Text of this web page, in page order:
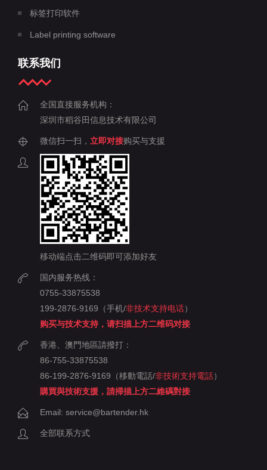
标签打印软件
Label printing software
联系我们
全国直接服务机构：
深圳市稻谷田信息技术有限公司
微信扫一扫， 立即对接购买与支援
移动端点击二维码即可添加好友
国内服务热线：
0755-33875538
199-2876-9169（手机/非技术支持电话）
购买与技术支持，请扫描上方二维码对接
香港、澳門地區請撥打：
86-755-33875538
86-199-2876-9169（移動電話/非技術支持電話）
購買與技術支援，請掃描上方二維碼對接
Email: service@bartender.hk
全部联系方式